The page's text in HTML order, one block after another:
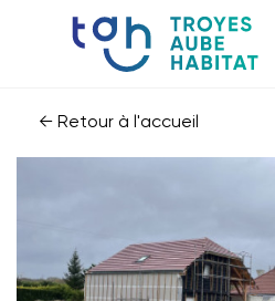
← Retour à l'accueil